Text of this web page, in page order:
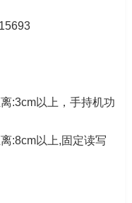
:3cm以上，手持机功
:8cm以上,固定读写